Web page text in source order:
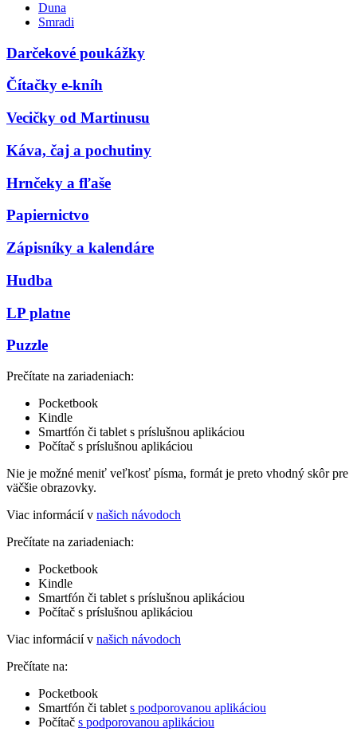
Duna
Smradi
Darčekové poukážky
Čítačky e-kníh
Vecičky od Martinusu
Káva, čaj a pochutiny
Hrnčeky a fľaše
Papiernictvo
Zápisníky a kalendáre
Hudba
LP platne
Puzzle
Prečítate na zariadeniach:
Pocketbook
Kindle
Smartfón či tablet s príslušnou aplikáciou
Počítač s príslušnou aplikáciou
Nie je možné meniť veľkosť písma, formát je preto vhodný skôr pre
väčšie obrazovky.
Viac informácií v našich návodoch
Prečítate na zariadeniach:
Pocketbook
Kindle
Smartfón či tablet s príslušnou aplikáciou
Počítač s príslušnou aplikáciou
Viac informácií v našich návodoch
Prečítate na:
Pocketbook
Smartfón či tablet s podporovanou aplikáciou
Počítač s podporovanou aplikáciou